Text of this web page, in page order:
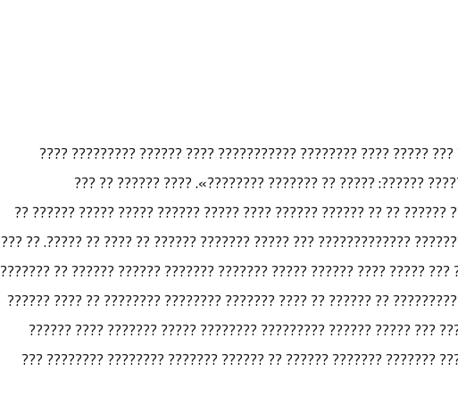
????? ??? ???? ??????? ??????? ??? ????? ???? ????????
??????? ?????? ???? ?????? «?????? ??????: ????? ??
??????????? ??? 2015? ???? ??? ?????? ?? ?? ?????? ?????? ???? ????? ?????? ?????
????? ??? ?? ???????? ?????????????? ????????????? ??? ?????
??? ?????? ?? ?? ????? ???????? ??? ????? ???? ?????? ????? ???????
???????? ?????? ?? ????????? ?????????? ?? ?????? ?? ???? ???????
????? ???? ??? ?? ??????? ??????? ??? ????? ?????? ?????????
????? ?? ??? ??????? ???????? ??? ??????? ??????? ?????? ??